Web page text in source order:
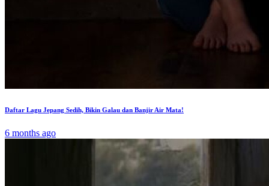
Daftar Lagu Jepang Sedih, Bikin Galau dan Banjir Air Mata!
6 months ago